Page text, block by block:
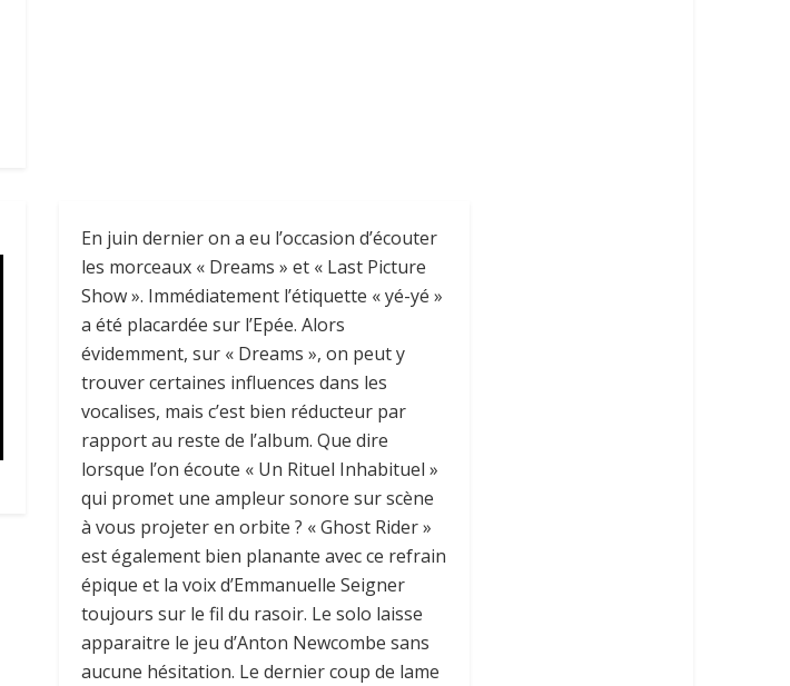
En juin dernier on a eu l’occasion d’écouter
les morceaux « Dreams » et « Last Picture
Show ». Immédiatement l’étiquette « yé-yé »
a été placardée sur l’Epée. Alors
évidemment, sur « Dreams », on peut y
trouver certaines influences dans les
vocalises, mais c’est bien réducteur par
rapport au reste de l’album. Que dire
lorsque l’on écoute « Un Rituel Inhabituel »
qui promet une ampleur sonore sur scène
à vous projeter en orbite ? « Ghost Rider »
est également bien planante avec ce refrain
épique et la voix d’Emmanuelle Seigner
toujours sur le fil du rasoir. Le solo laisse
apparaitre le jeu d’Anton Newcombe sans
aucune hésitation. Le dernier coup de lame